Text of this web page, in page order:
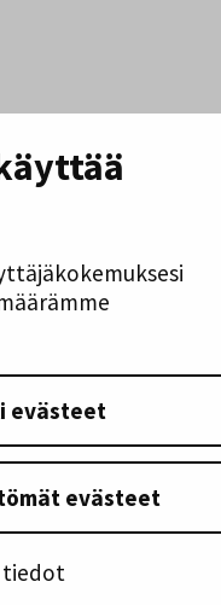
evästeet
evästeet
tiedot